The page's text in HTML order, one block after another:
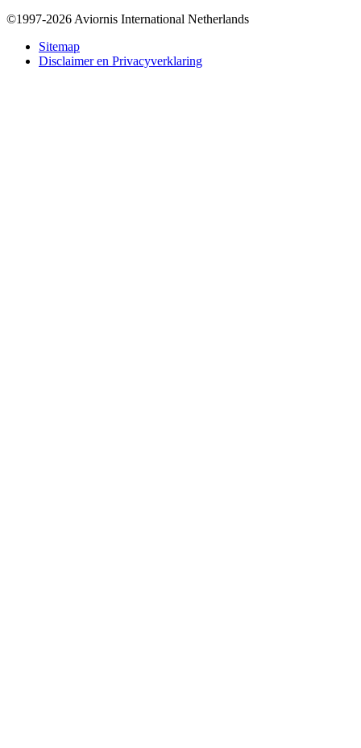
Bottom
©1997-2026 Aviornis International Netherlands
Sitemap
Disclaimer en Privacyverklaring